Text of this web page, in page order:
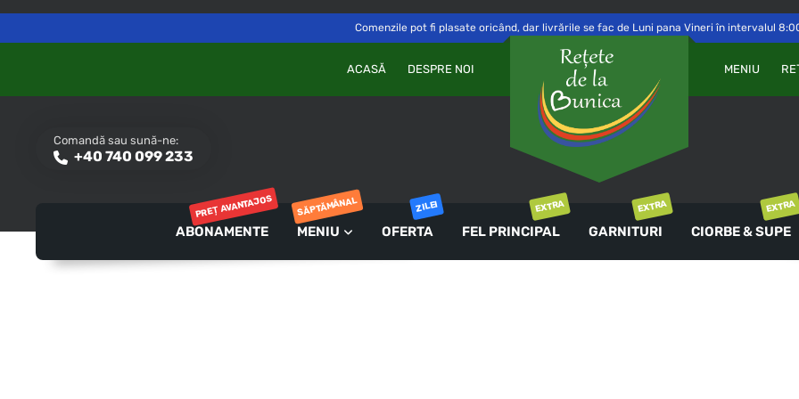
Delivery toSăvinești, NT Switch
Comenzile pot fi plasate oricând, dar livrările se fac de Luni pana Vineri în intervalul
MENIU
ACASĂ DESPRE NOI
Comandă sau sună-ne:
+40 740 099 233
PAROLĂ
AUTENTIFICARE
Ai uitat parola?
ABONAMENTE
PREȚ AVANTAJOS
MENIU
SĂPTĂMÂNAL
OFERTA
ZILEI
FEL PRINCIPAL
EXTRA
GARNITURI
EXTRA
CIORBE & SUPE
EXTRA